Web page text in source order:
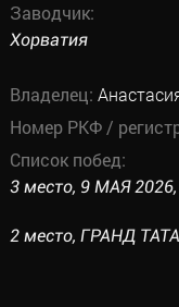
Заводчик:
Хорватия
Владелец:
Номер РКФ /
Список побед:
3 место, 9 МАЯ
2 место, ГРАНД